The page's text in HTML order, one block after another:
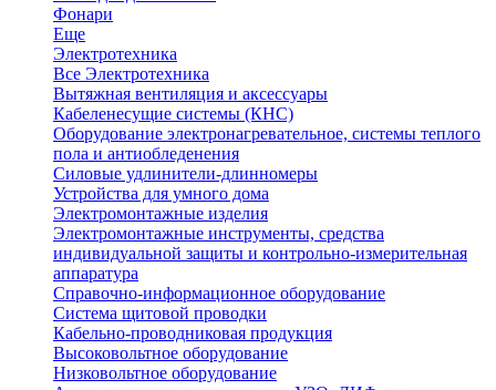
Фонари
Еще
Электротехника
Все Электротехника
Вытяжная вентиляция и аксессуары
Кабеленесущие системы (КНС)
Оборудование электронагревательное, системы теплого
пола и антиобледенения
Силовые удлинители-длинномеры
Устройства для умного дома
Электромонтажные изделия
Электромонтажные инструменты, средства
индивидуальной защиты и контрольно-измерительная
аппаратура
Справочно-информационное оборудование
Система щитовой проводки
Кабельно-проводниковая продукция
Высоковольтное оборудование
Низковольтное оборудование